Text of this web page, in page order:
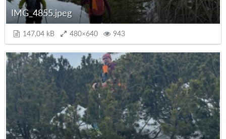
IMG_4855.jpeg
147,04 kB 480×640 943